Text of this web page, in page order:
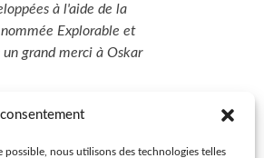
nous utilisons des technologies telles
à l'aide de la
Explorable et
un grand merci à Oskar